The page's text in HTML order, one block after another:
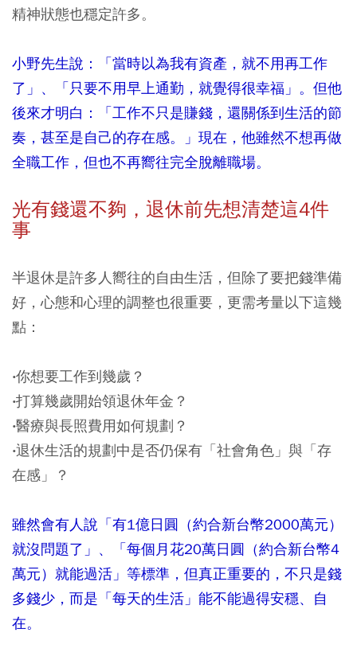
精神狀態也穩定許多。
小野先生說：「當時以為我有資產，就不用再工作
了」、「只要不用早上通勤，就覺得很幸福」。但他
後來才明白：「工作不只是賺錢，還關係到生活的節
奏，甚至是自己的存在感。」現在，他雖然不想再做
全職工作，但也不再嚮往完全脫離職場。
光有錢還不夠，退休前先想清楚這4件
事
半退休是許多人嚮往的自由生活，但除了要把錢準備
好，心態和心理的調整也很重要，更需考量以下這幾
點：
‧你想要工作到幾歲？
‧打算幾歲開始領退休年金？
‧醫療與長照費用如何規劃？
‧退休生活的規劃中是否仍保有「社會角色」與「存
在感」？
雖然會有人說「有1億日圓（約合新台幣2000萬元）
就沒問題了」、「每個月花20萬日圓（約合新台幣4
萬元）就能過活」等標準，但真正重要的，不只是錢
多錢少，而是「每天的生活」能不能過得安穩、自
在。